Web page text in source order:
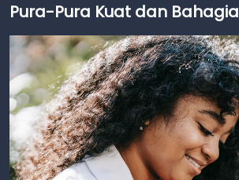
Pura-Pura Kuat dan Bahagia